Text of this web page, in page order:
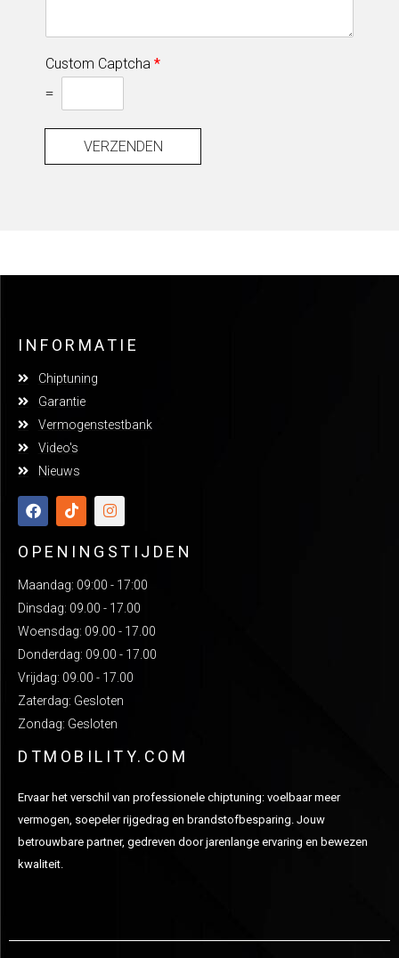
Custom Captcha *
=
VERZENDEN
INFORMATIE
Chiptuning
Garantie
Vermogenstestbank
Video's
Nieuws
OPENINGSTIJDEN
Maandag: 09:00 - 17:00
Dinsdag: 09.00 - 17.00
Woensdag: 09.00 - 17.00
Donderdag: 09.00 - 17.00
Vrijdag: 09.00 - 17.00
Zaterdag: Gesloten
Zondag: Gesloten
DTMOBILITY.COM
Ervaar het verschil van professionele chiptuning: voelbaar meer
vermogen, soepeler rijgedrag en brandstofbesparing. Jouw
betrouwbare partner, gedreven door jarenlange ervaring en bewezen
kwaliteit.